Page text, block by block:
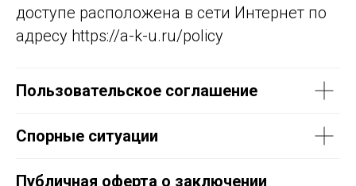
доступе расположена в сети Интернет по
адресу https://a-k-u.ru/policy
Пользовательское соглашение
Спорные ситуации
Публичная оферта о заключении